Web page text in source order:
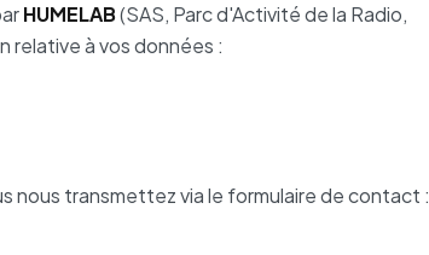
HUMELAB(SAS, Parc d'Activité de la Radio,
relative à vos données :
nous transmettez via le formulaire de contact :